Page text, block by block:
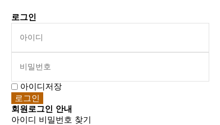
로그인
아이디저장
회원로그인 안내
아이디 비밀번호 찾기